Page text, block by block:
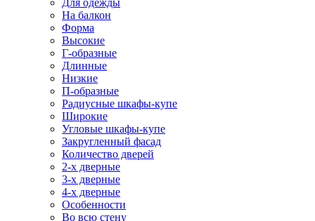
Для одежды
На балкон
Форма
Высокие
Г-образные
Длинные
Низкие
П-образные
Радиусные шкафы-купе
Широкие
Угловые шкафы-купе
Закругленный фасад
Количество дверей
2-х дверные
3-х дверные
4-х дверные
Особенности
Во всю стену